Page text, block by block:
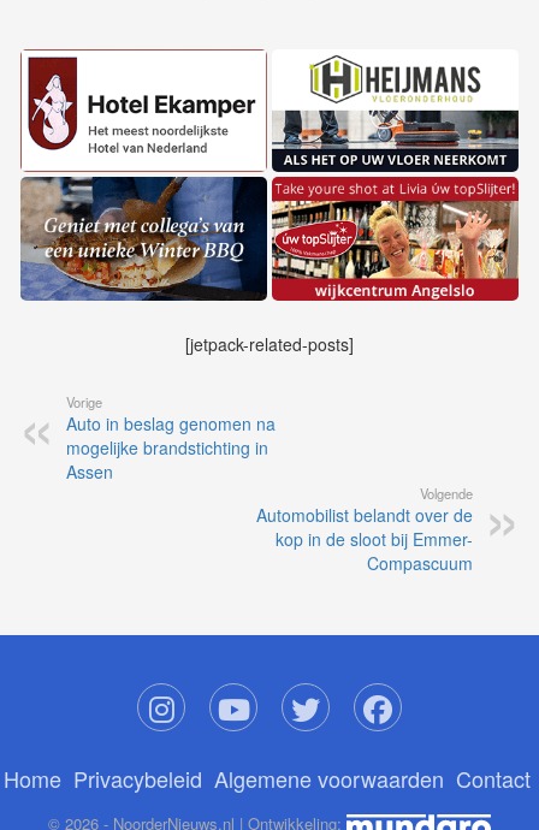
[jetpack-related-posts]
Vorige
Auto in beslag genomen na
mogelijke brandstichting in
Assen
Volgende
Automobilist belandt over de
kop in de sloot bij Emmer-
Compascuum
Home Privacybeleid Algemene voorwaarden Contact
© 2026 - NoorderNieuws.nl | Ontwikkeling: